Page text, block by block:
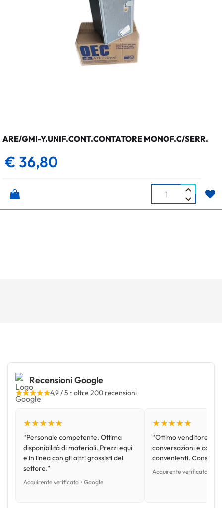
ARE/GMI-Y.UNIF.CONT.CONTATORE MONOF.C/SERR.
€ 36,80
Quantità
Recensioni Google
★★★★★4,9 / 5 • oltre 200 recensioni
★★★★★
“Personale competente. Ottima
disponibilità di materiali. Prezzi equi
e in linea con gli altri grossisti del
settore.”
Acquirente verificato • Google
★★★★★
“Ottimo venditore,
conversazioni e con
convenienti.
Acquirente verificato •